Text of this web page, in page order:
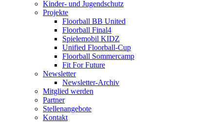
Kinder- und Jugendschutz
Projekte
Floorball BB United
Floorball Final4
Spielemobil KIDZ
Unified Floorball-Cup
Floorball Sommercamp
Fit For Future
Newsletter
Newsletter-Archiv
Mitglied werden
Partner
Stellenangebote
Kontakt